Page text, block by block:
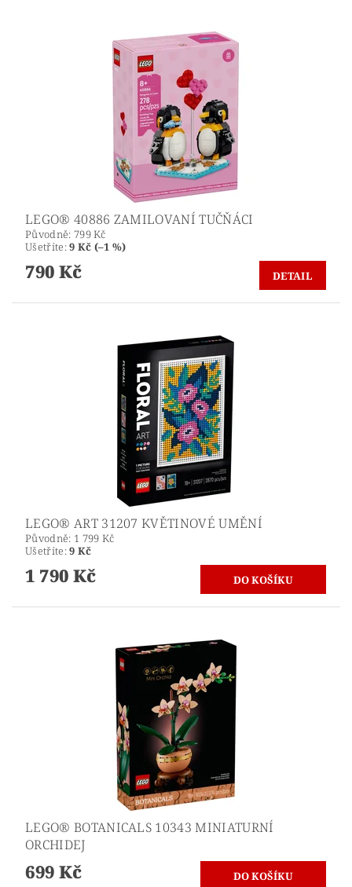
LEGO® 40886 ZAMILOVANÍ TUČŇÁCI
Původně: 799 Kč
Ušetříte:9 Kč (–1 %)
790 Kč DETAIL
LEGO® ART 31207 KVĚTINOVÉ UMĚNÍ
Původně: 1 799 Kč
Ušetříte:9 Kč
1 790 Kč
LEGO® BOTANICALS 10343 MINIATURNÍ
ORCHIDEJ
699 Kč